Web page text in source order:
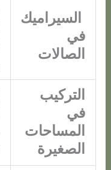
السيراميك
في
الصالات
التركيب
في
المساحات
الصغيرة